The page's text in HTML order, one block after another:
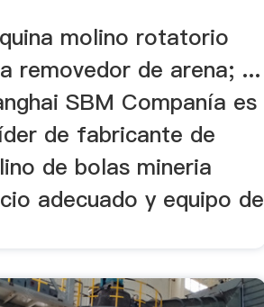
molino rotatorio
removedor de arena; ...
SBM Companía es
de fabricante de
de bolas mineria
adecuado y equipo de